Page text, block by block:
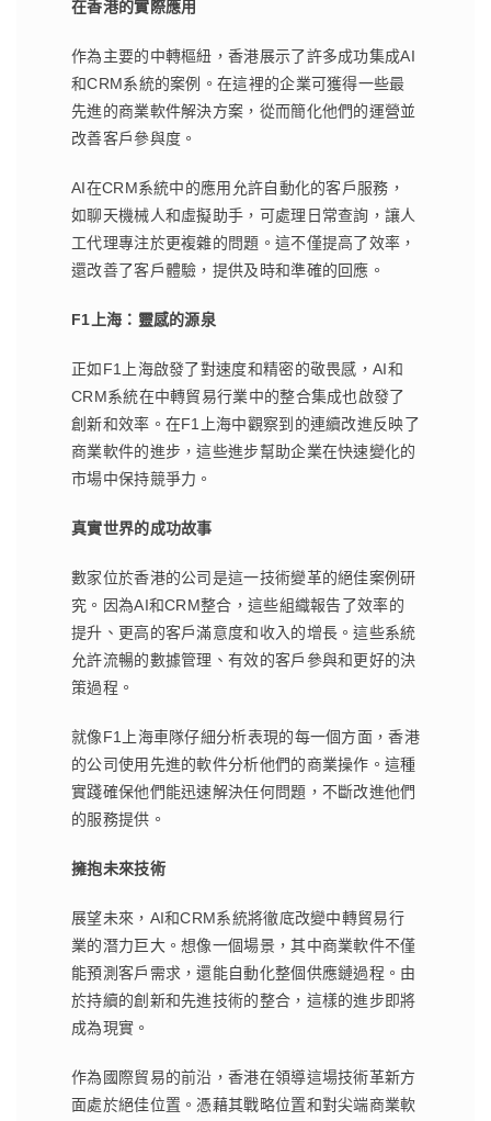
在香港的實際應用
作為主要的中轉樞紐，香港展示了許多成功集成AI
和CRM系統的案例。在這裡的企業可獲得一些最
先進的商業軟件解決方案，從而簡化他們的運營並
改善客戶參與度。
AI在CRM系統中的應用允許自動化的客戶服務，
如聊天機械人和虛擬助手，可處理日常查詢，讓人
工代理專注於更複雜的問題。這不僅提高了效率，
還改善了客戶體驗，提供及時和準確的回應。
F1 上海：靈感的源泉
正如F1上海啟發了對速度和精密的敬畏感，AI和
CRM系統在中轉貿易行業中的整合集成也啟發了
創新和效率。在F1上海中觀察到的連續改進反映了
商業軟件的進步，這些進步幫助企業在快速變化的
市場中保持競爭力。
真實世界的成功故事
數家位於香港的公司是這一技術變革的絕佳案例研
究。因為AI和CRM整合，這些組織報告了效率的
提升、更高的客戶滿意度和收入的增長。這些系統
允許流暢的數據管理、有效的客戶參與和更好的決
策過程。
就像F1上海車隊仔細分析表現的每一個方面，香港
的公司使用先進的軟件分析他們的商業操作。這種
實踐確保他們能迅速解決任何問題，不斷改進他們
的服務提供。
擁抱未來技術
展望未來，AI和CRM系統將徹底改變中轉貿易行
業的潛力巨大。想像一個場景，其中商業軟件不僅
能預測客戶需求，還能自動化整個供應鏈過程。由
於持續的創新和先進技術的整合，這樣的進步即將
成為現實。
作為國際貿易的前沿，香港在領導這場技術革新方
面處於絕佳位置。憑藉其戰略位置和對尖端商業軟